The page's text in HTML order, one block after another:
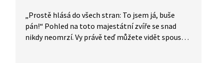
„Prostě hlásá do všech stran: To jsem já, buše
pán!“ Pohled na toto majestátní zvíře se snad
nikdy neomrzí. Vy právě teď můžete vidět spoustu